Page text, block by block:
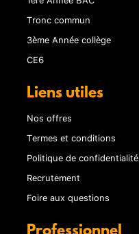
Tronc commun
3ème Année collège
CE6
Liens utiles
Nos offres
Termes et conditions
Politique de confidentialité
Recrutement
Foire aux questions